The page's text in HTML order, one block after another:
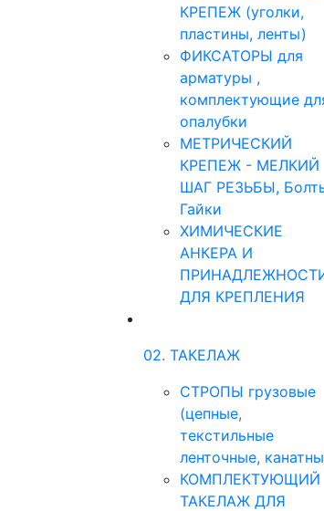
КРЕПЕЖ (уголки,
пластины, ленты)
ФИКСАТОРЫ для
арматуры ,
комплектующие
опалубки
МЕТРИЧЕСКИЙ
КРЕПЕЖ - МЕЛКИЙ
ШАГ РЕЗЬБЫ,
Гайки
ХИМИЧЕСКИЕ
АНКЕРА И
ДЛЯ КРЕПЛЕНИЯ
02. ТАКЕЛАЖ
СТРОПЫ грузовые
(цепные,
текстильные
ленточные,
КОМПЛЕКТУЮЩИЙ
ТАКЕЛАЖ ДЛЯ